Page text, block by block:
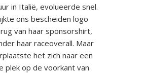
in Italië, evolueerde snel.
ons bescheiden logo
van haar sponsorshirt,
haar raceoverall. Maar
het zich naar een
plek op de voorkant van